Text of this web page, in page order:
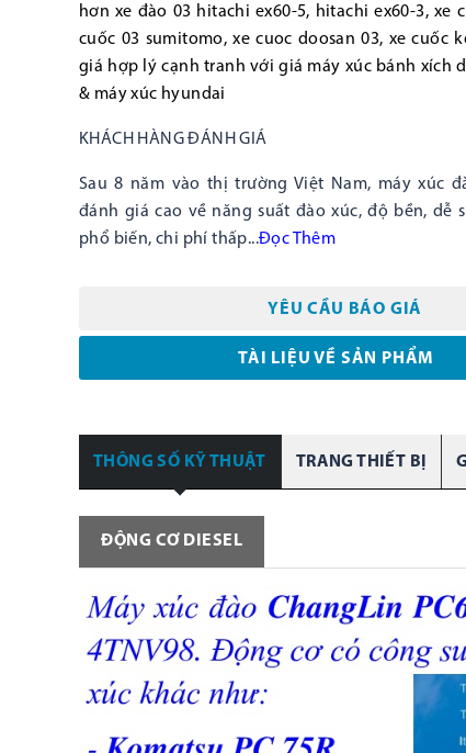
hơn xe đào 03 hitachi ex60-5, hitachi ex60-3, xe
cuốc 03 sumitomo, xe cuoc doosan 03, xe cuốc
giá hợp lý cạnh tranh với giá máy xúc bánh xích
& máy xúc hyundai
KHÁCH HÀNG ĐÁNH GIÁ
Sau 8 năm vào thị trường Việt Nam, máy xúc
đánh giá cao về năng suất đào xúc, độ bền, dễ
phổ biến, chi phí thấp...ĐọcThêm
YÊU CẦU BÁO GIÁ
TÀI LIỆU VỀ SẢN PHẨM
THÔNG SỐ KỸ THUẬT TRANG THIẾT BỊ
ĐỘNG CƠ DIESEL